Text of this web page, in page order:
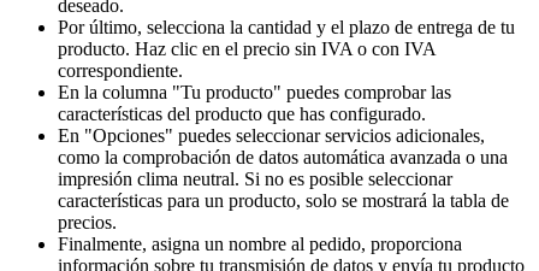
deseado.
Por último, selecciona la cantidad y el plazo de entrega de tu
producto. Haz clic en el precio sin IVA o con IVA
correspondiente.
En la columna "Tu producto" puedes comprobar las
características del producto que has configurado.
En "Opciones" puedes seleccionar servicios adicionales,
como la comprobación de datos automática avanzada o una
impresión clima neutral. Si no es posible seleccionar
características para un producto, solo se mostrará la tabla de
precios.
Finalmente, asigna un nombre al pedido, proporciona
información sobre tu transmisión de datos y envía tu producto